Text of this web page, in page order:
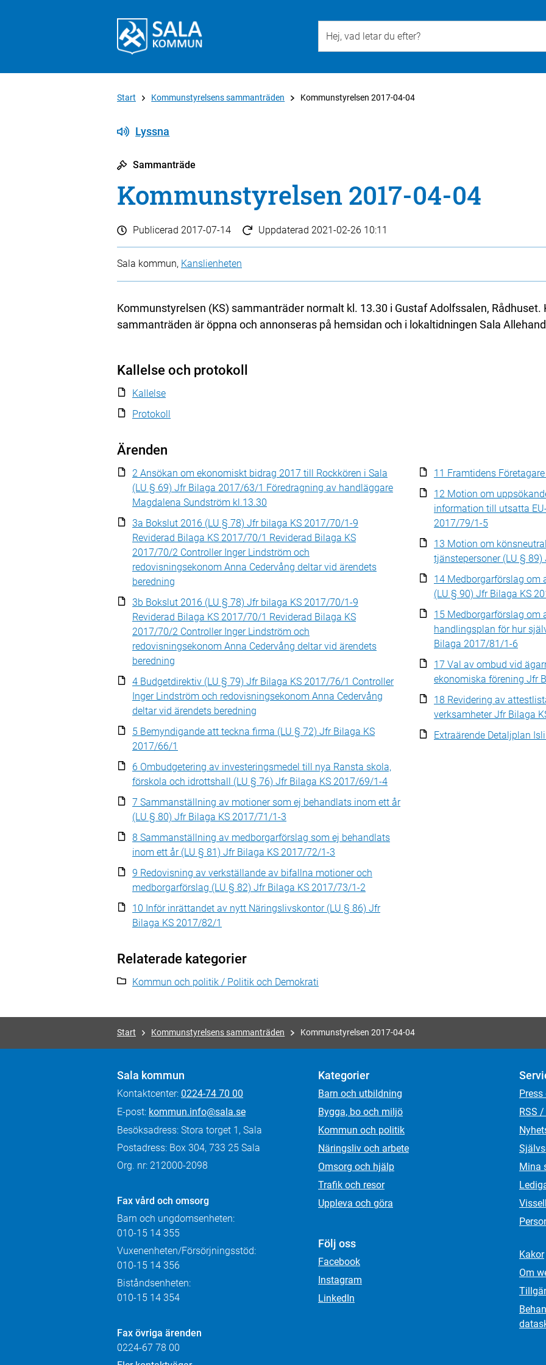
Start Kommunstyrelsens sammanträden Kommunstyrelsen 2017-04-04
Lyssna
Sammanträde
Kommunstyrelsen 2017-04-04
Publicerad 2017-07-14 Uppdaterad 2021-02-26 10:11
Sala kommun, Kanslienheten
Kommunstyrelsen (KS) sammanträder normalt kl. 13.30 i Gustaf Adolfssalen,
sammanträden är öppna och annonseras på hemsidan och i lokaltidningen Sala
Kallelse och protokoll
Kallelse
Protokoll
Ärenden
2 Ansökan om ekonomiskt bidrag 2017 till Rockkören i Sala
(LU § 69) Jfr Bilaga 2017/63/1 Föredragning av handläggare
Magdalena Sundström kl.13.30
3a Bokslut 2016 (LU § 78) Jfr bilaga KS 2017/70/1-9
Reviderad Bilaga KS 2017/70/1 Reviderad Bilaga KS
2017/70/2 Controller Inger Lindström och
redovisningsekonom Anna Cedervång deltar vid ärendets
beredning
3b Bokslut 2016 (LU § 78) Jfr bilaga KS 2017/70/1-9
Reviderad Bilaga KS 2017/70/1 Reviderad Bilaga KS
2017/70/2 Controller Inger Lindström och
redovisningsekonom Anna Cedervång deltar vid ärendets
beredning
4 Budgetdirektiv (LU § 79) Jfr Bilaga KS 2017/76/1 Controller
Inger Lindström och redovisningsekonom Anna Cedervång
deltar vid ärendets beredning
5 Bemyndigande att teckna firma (LU § 72) Jfr Bilaga KS
2017/66/1
6 Ombudgetering av investeringsmedel till nya Ransta skola,
förskola och idrottshall (LU § 76) Jfr Bilaga KS 2017/69/1-4
7 Sammanställning av motioner som ej behandlats inom ett år
(LU § 80) Jfr Bilaga KS 2017/71/1-3
8 Sammanställning av medborgarförslag som ej behandlats
inom ett år (LU § 81) Jfr Bilaga KS 2017/72/1-3
9 Redovisning av verkställande av bifallna motioner och
medborgarförslag (LU § 82) Jfr Bilaga KS 2017/73/1-2
10 Inför inrättandet av nytt Näringslivskontor (LU § 86) Jfr
Bilaga KS 2017/82/1
11 Framtidens
12 Motion om
information till utsatta
2017/79/1-5
13 Motion om
tjänstepersoner (LU §
14 Medborgarförslag om
(LU § 90) Jfr Bilaga KS
15 Medborgarförslag om
handlingsplan för hur
Bilaga 2017/81/1-6
17 Val av ombud vid
ekonomiska förening Jfr
18 Revidering av
verksamheter Jfr Bilaga
Extraärende Detaljplan
Relaterade kategorier
Kommun och politik / Politik och Demokrati
Start Kommunstyrelsens sammanträden Kommunstyrelsen 2017-04-04
Sala kommun
Kontaktcenter: 0224-74 70 00
E-post: kommun.info@sala.se
Besöksadress: Stora torget 1, Sala
Postadress: Box 304, 733 25 Sala
Org. nr: 212000-2098
Fax vård och omsorg
Barn och ungdomsenheten:
010-15 14 355
Vuxenenheten/Försörjningsstöd:
010-15 14 356
Biståndsenheten:
010-15 14 354
Fax övriga ärenden
0224-67 78 00
Kategorier
Barn och utbildning
Bygga, bo och miljö
Kommun och politik
Näringsliv och arbete
Omsorg och hjälp
Trafik och resor
Uppleva och göra
Följ oss
Facebook
Instagram
LinkedIn
RSS
Mina
Kakor
Om